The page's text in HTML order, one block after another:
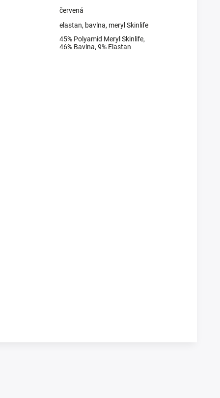
červená
elastan, bavlna, meryl Skinlife
45% Polyamid Meryl Skinlife,
46% Bavlna, 9% Elastan